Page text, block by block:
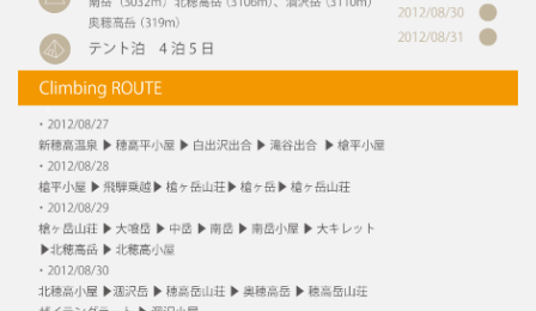
槍・
穂高
連峰
縦走
（２
日
目）
槍平
小
屋〜
槍ヶ
岳